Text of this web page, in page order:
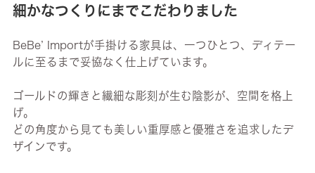
細かなつくりにまでこだわりました
BeBe’ Importが手掛ける家具は、一つひとつ、ディテー
ルに至るまで妥協なく仕上げています。
ゴールドの輝きと繊細な彫刻が生む陰影が、空間を格上
げ。
どの角度から見ても美しい重厚感と優雅さを追求したデ
ザインです。